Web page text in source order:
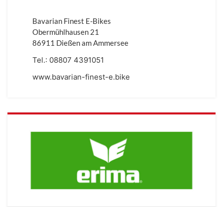
Bavarian Finest E-Bikes
Obermühlhausen 21
86911 Dießen am Ammersee
Tel.: 08807 4391051
www.bavarian-finest-e.bike